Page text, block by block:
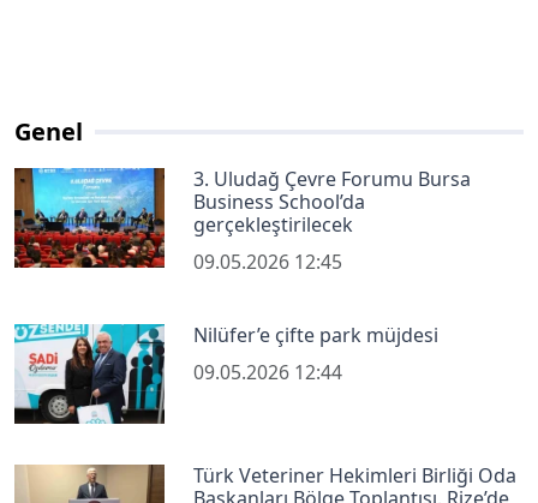
Genel
3. Uludağ Çevre Forumu Bursa
Business School’da
gerçekleştirilecek
09.05.2026 12:45
Nilüfer’e çifte park müjdesi
09.05.2026 12:44
Türk Veteriner Hekimleri Birliği Oda